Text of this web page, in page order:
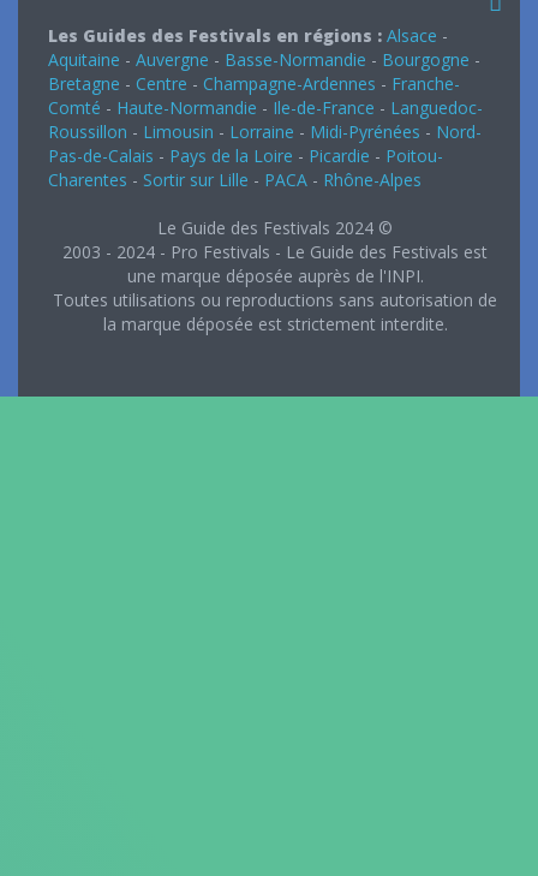
Les Guides des Festivals en régions : Alsace -
Aquitaine - Auvergne - Basse-Normandie - Bourgogne -
Bretagne - Centre - Champagne-Ardennes - Franche-
Comté - Haute-Normandie - Ile-de-France - Languedoc-
Roussillon - Limousin - Lorraine - Midi-Pyrénées - Nord-
Pas-de-Calais - Pays de la Loire - Picardie - Poitou-
Charentes - Sortir sur Lille - PACA - Rhône-Alpes
Le Guide des Festivals 2024 ©
2003 - 2024 - Pro Festivals - Le Guide des Festivals est
une marque déposée auprès de l'INPI.
Toutes utilisations ou reproductions sans autorisation de
la marque déposée est strictement interdite.